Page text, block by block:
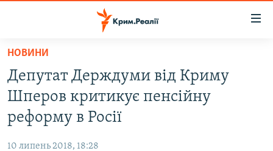
Перейти
основного
матеріалу
Перейти
до
основної
ВОДА.КРИМ
ВІДЕО ТА ФОТО
НОВИНИ
Депутат Держдуми від Криму
Шперов критикує пенсійну
реформу в Росії
10 липень 2018, 18:28